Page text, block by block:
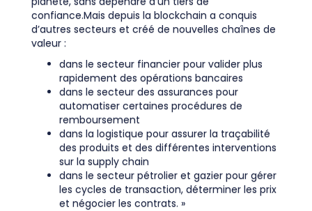
confiance.Mais depuis la blockchain a conquis
d’autres secteurs et créé de nouvelles chaînes de
valeur :
dans le secteur financier pour valider plus
rapidement des opérations bancaires
dans le secteur des assurances pour
automatiser certaines procédures de
remboursement
dans la logistique pour assurer la traçabilité
des produits et des différentes interventions
sur la supply chain
dans le secteur pétrolier et gazier pour gérer
les cycles de transaction, déterminer les prix
et négocier les contrats. »